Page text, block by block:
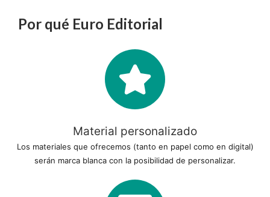
Por qué Euro Editorial
Material personalizado
Los materiales que ofrecemos (tanto en papel como en digital)
serán marca blanca con la posibilidad de personalizar.